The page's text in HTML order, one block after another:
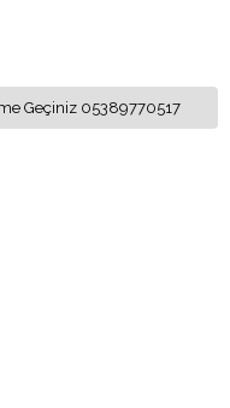
Geçiniz 05389770517